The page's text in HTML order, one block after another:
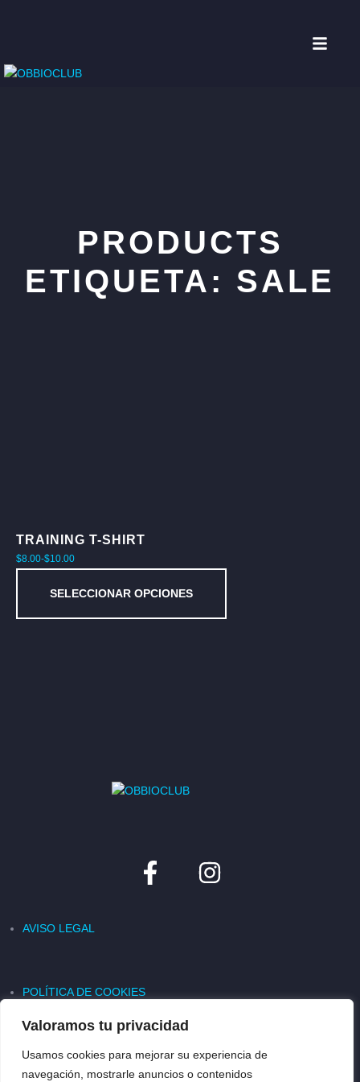
Valoramos tu privacidad
Usamos cookies para mejorar su experiencia de
navegación, mostrarle anuncios o contenidos
PRODUCTS
ETIQUETA: SALE
TRAINING T-SHIRT
$8.00-$10.00
SELECCIONAR OPCIONES
AVISO LEGAL
POLÍTICA DE COOKIES
POLÍTICA DE PRIVACIDAD